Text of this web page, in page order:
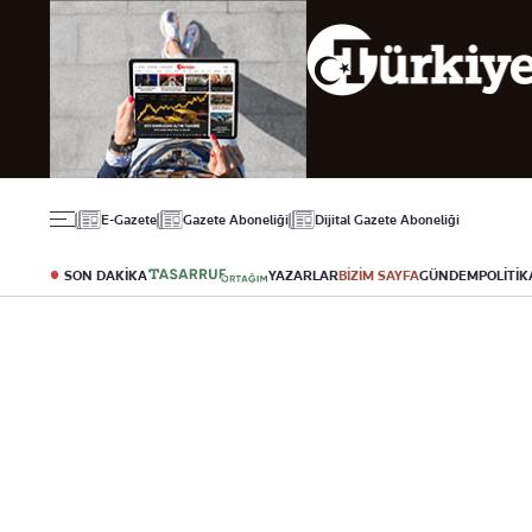
E-Gazete Gazete Aboneliği Dijital Gazete Aboneliği
SON DAKİKA YAZARLARBİZİM SAYFAGÜNDEM
Politika
Ekonomi
Borsa
Altın
Döviz
Hisse Senedi
Kripto Para
T-Otomobil
Futbol
Puan Durumu